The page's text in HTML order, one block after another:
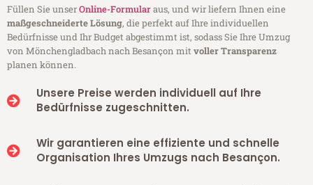
Füllen Sie unserOnline-Formularaus, und wir liefern Ihnen eine
maßgeschneiderte Lösung, die perfekt auf Ihre individuellen
Bedürfnisse und Ihr Budget abgestimmt ist, sodass Sie Ihre Umzug
von Mönchengladbach nach Besançon mitvoller Transparenz
planen können.
Unsere Preise werden individuell auf Ihre
Bedürfnisse zugeschnitten.
Wir garantieren eine effiziente und schnelle
Organisation Ihres Umzugs nach Besançon.